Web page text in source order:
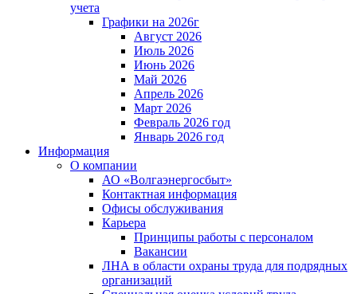
учета
Графики на 2026г
Август 2026
Июль 2026
Июнь 2026
Май 2026
Апрель 2026
Март 2026
Февраль 2026 год
Январь 2026 год
Информация
О компании
АО «Волгаэнергосбыт»
Контактная информация
Офисы обслуживания
Карьера
Принципы работы с персоналом
Вакансии
ЛНА в области охраны труда для подрядных
организаций